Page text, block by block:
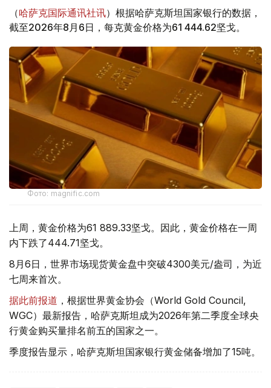
（哈萨克国际通讯社讯）根据哈萨克斯坦国家银行的数据，
截至2026年8月6日，每克黄金价格为61 444.62坚戈。
Фото: magnific.com
上周，黄金价格为61 889.33坚戈。因此，黄金价格在一周
内下跌了444.71坚戈。
8月6日，世界市场现货黄金盘中突破4300美元/盎司，为近
七周来首次。
据此前报道 ，根据世界黄金协会（World Gold Council,
WGC）最新报告，哈萨克斯坦成为2026年第二季度全球央
行黄金购买量排名前五的国家之一。
季度报告显示，哈萨克斯坦国家银行黄金储备增加了15吨。